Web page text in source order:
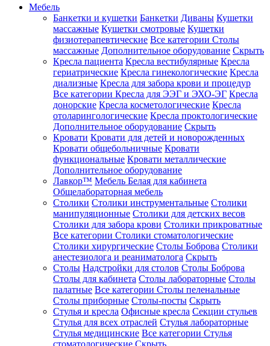
Мебель
Банкетки и кушетки Банкетки Диваны Кушетки
массажные Кушетки смотровые Кушетки
физиотерапевтические Все категории Столы
массажные Дополнительное оборудование Скрыть
Кресла пациента Кресла вестибулярные Кресла
гериатрические Кресла гинекологические Кресла
диализные Кресла для забора крови и процедур
Все категории Кресла для ЭЭГ и ЭХО-ЭГ Кресла
донорские Кресла косметологические Кресла
отоларингологические Кресла проктологические
Дополнительное оборудование Скрыть
Кровати Кровати для детей и новорожденных
Кровати общебольничные Кровати
функциональные Кровати металлические
Дополнительное оборудование
Лавкор™ Мебель Белая для кабинета
Общелабораторная мебель
Столики Столики инструментальные Столики
манипуляционные Столики для детских весов
Столики для забора крови Столики прикроватные
Все категории Столики стоматологические
Столики хирургические Столы Боброва Столики
анестезиолога и реаниматолога Скрыть
Столы Надстройки для столов Столы Боброва
Столы для кабинета Столы лабораторные Столы
палатные Все категории Столы пеленальные
Столы приборные Столы-посты Скрыть
Стулья и кресла Офисные кресла Секции стульев
Стулья для всех отраслей Стулья лабораторные
Стулья медицинские Все категории Стулья
стоматологические Скрыть